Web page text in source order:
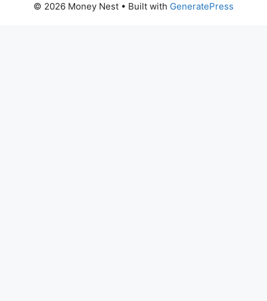
© 2026 Money Nest • Built with GeneratePress